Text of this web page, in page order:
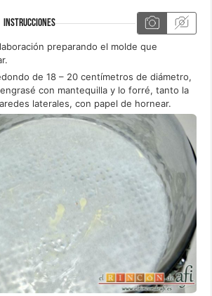
INSTRUCCIONES
preparando el molde que
de 18 – 20 centímetros de diámetro,
con mantequilla y lo forré, tanto la
laterales, con papel de hornear.